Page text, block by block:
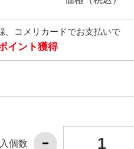
、コメリカードでお支払いで
イント獲得
個数